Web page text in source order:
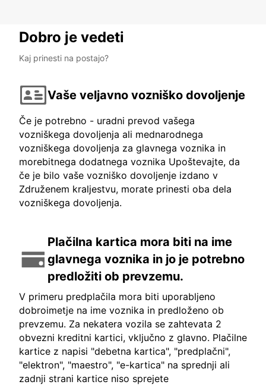
Dobro je vedeti
Kaj prinesti na postajo?
Vaše veljavno vozniško dovoljenje
Če je potrebno - uradni prevod vašega
vozniškega dovoljenja ali mednarodnega
vozniškega dovoljenja za glavnega voznika in
morebitnega dodatnega voznika Upoštevajte, da
če je bilo vaše vozniško dovoljenje izdano v
Združenem kraljestvu, morate prinesti oba dela
vozniškega dovoljenja.
Plačilna kartica mora biti na ime
glavnega voznika in jo je potrebno
predložiti ob prevzemu.
V primeru predplačila mora biti uporabljeno
dobroimetje na ime voznika in predloženo ob
prevzemu. Za nekatera vozila se zahtevata 2
obvezni kreditni kartici, vključno z glavno. Plačilne
kartice z napisi "debetna kartica", "predplačni",
"elektron", "maestro", "e-kartica" na sprednji ali
zadnji strani kartice niso sprejete